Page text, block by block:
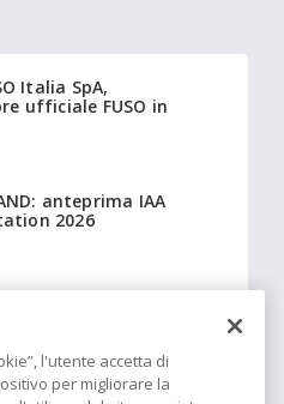
Italia SpA,
ufficiale FUSO in
anteprima IAA
2026
con
Insulation
l'utente accetta di
per migliorare la